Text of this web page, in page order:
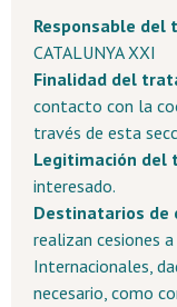
Responsable
CATALUNYA XXI
Finalidad del
contacto con la
través de esta
Legitimación del
interesado.
Destinatarios de
realizan cesiones
Internacionales,
necesario, como